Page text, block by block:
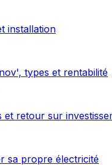
installation
types et rentabilité
et retour sur
sa propre électricité